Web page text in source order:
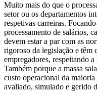
Muito mais do que o
setor ou os departamentos
respetivas carreiras.
processamento de salários,
devem estar a par com as
rigoroso da legislação e têm
empregadores, respeitando
Também porque a massa
custo operacional da maioria
avaliado, simulado e gerido